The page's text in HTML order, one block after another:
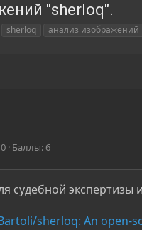
"sherloq".
sherloq анализ изображений
Баллы 6
судебной
sherloq: An open-